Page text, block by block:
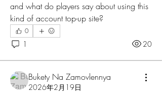
and what do players say about using this
kind of account top-up site?
0
1 20
Bukety Na Zamovlennya
2026年2月19日